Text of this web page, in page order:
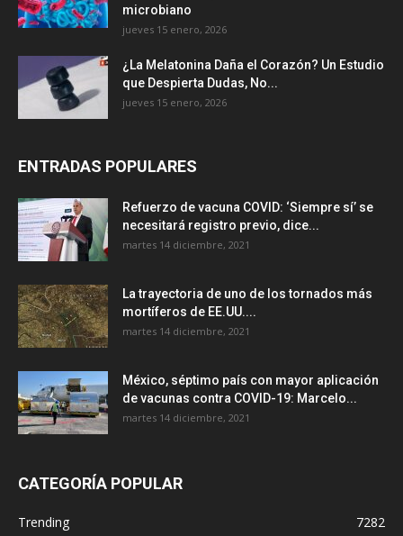
microbiano
jueves 15 enero, 2026
¿La Melatonina Daña el Corazón? Un Estudio
que Despierta Dudas, No...
jueves 15 enero, 2026
ENTRADAS POPULARES
Refuerzo de vacuna COVID: ‘Siempre sí’ se
necesitará registro previo, dice...
martes 14 diciembre, 2021
La trayectoria de uno de los tornados más
mortíferos de EE.UU....
martes 14 diciembre, 2021
México, séptimo país con mayor aplicación
de vacunas contra COVID-19: Marcelo...
martes 14 diciembre, 2021
CATEGORÍA POPULAR
Trending
7282